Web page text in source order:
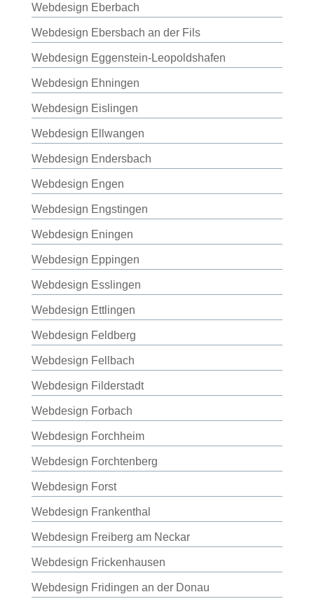
Webdesign Eberbach
Webdesign Ebersbach an der Fils
Webdesign Eggenstein-Leopoldshafen
Webdesign Ehningen
Webdesign Eislingen
Webdesign Ellwangen
Webdesign Endersbach
Webdesign Engen
Webdesign Engstingen
Webdesign Eningen
Webdesign Eppingen
Webdesign Esslingen
Webdesign Ettlingen
Webdesign Feldberg
Webdesign Fellbach
Webdesign Filderstadt
Webdesign Forbach
Webdesign Forchheim
Webdesign Forchtenberg
Webdesign Forst
Webdesign Frankenthal
Webdesign Freiberg am Neckar
Webdesign Frickenhausen
Webdesign Fridingen an der Donau